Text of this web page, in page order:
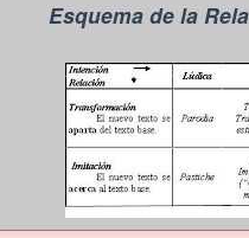
Esquema de la